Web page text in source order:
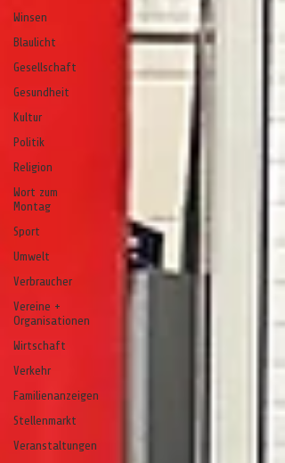
Winsen
Blaulicht
Gesellschaft
Gesundheit
Kultur
Politik
Religion
Wort zum
Montag
Sport
Umwelt
Verbraucher
Vereine +
Organisationen
Wirtschaft
Verkehr
Familienanzeigen
Stellenmarkt
Veranstaltungen